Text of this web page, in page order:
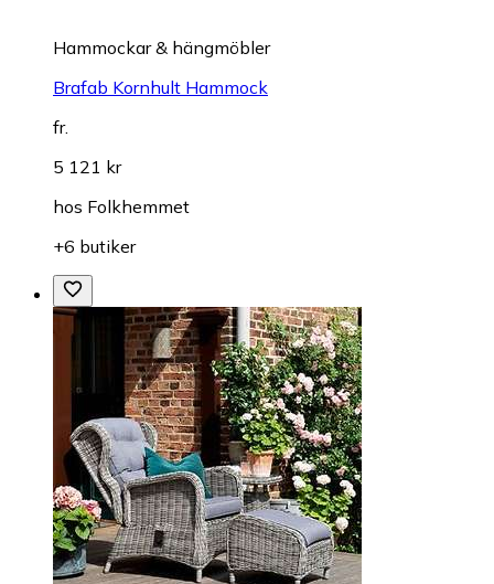
Hammockar & hängmöbler
Brafab Kornhult Hammock
fr.
5 121 kr
hos Folkhemmet
+6 butiker